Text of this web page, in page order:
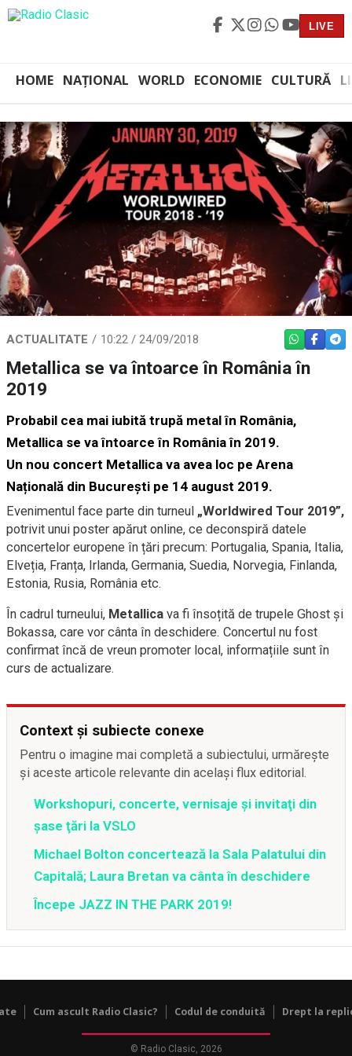
LIVE
HOME NAȚIONAL WORLD ECONOMIE CULTURĂ
ACTUALITATE 10:22 / 24/09/2018 WHATSAPP
Metallica se va întoarce în România în
2019
Probabil cea mai iubită trupă metal în România,
Metallica se va întoarce în România în 2019.
Un nou concert Metallica va avea loc pe Arena
Națională din București pe 14 august 2019.
Evenimentul face parte din turneul „Worldwired Tour 2019”,
potrivit unui poster apărut online, ce deconspiră datele
concertelor europene în țări precum: Portugalia, Spania, Italia,
Elveția, Franța, Irlanda, Germania, Suedia, Norvegia, Finlanda,
Estonia, Rusia, România etc.
În cadrul turneului, Metallica va fi însoțită de trupele Ghost și
Bokassa, care vor cânta în deschidere. Concertul nu fost
confirmat încă de vreun promoter local, informațiile sunt în
curs de actualizare.
Context și subiecte conexe
Pentru o imagine mai completă a subiectului, urmărește
și aceste articole relevante din același flux editorial.
Workshopuri, concerte, vernisaje şi invitaţi din
şase ţări la VSLO
Michael Bolton concertează la Sala Palatului din
Capitală; Laura Bretan va cânta în deschidere
Începe JAZZ IN THE PARK 2019!
Cum ascult Radio Clasic? Codul de conduită Drept la
© Radio Clasic, 2026